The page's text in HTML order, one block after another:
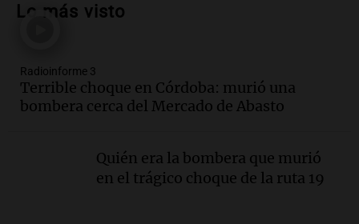
consumo y recaudación
Audio.La calidad del empleo en
Argentina cae y preocupa a economistas
en un contexto de crisis económica
Audiencia por tragedia vial en
Altas Cumbres: peritos analizan
Lo más visto
Radioinforme 3
Terrible choque en Córdoba: murió una
bombera cerca del Mercado de Abasto
Quién era la bombera que murió
en el trágico choque de la ruta 19